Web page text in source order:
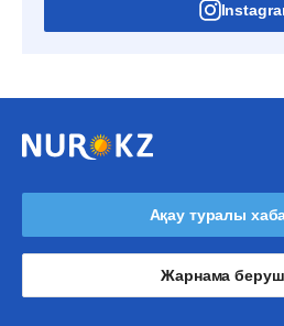
Ақау туралы
Жарнама